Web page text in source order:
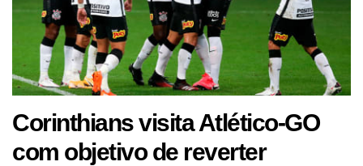
Corinthians visita Atlético-GO
com objetivo de reverter